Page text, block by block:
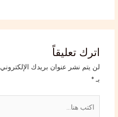
اترك تعليقاً
لن يتم نشر عنوان بريدك الإلكتروني.
بـ *